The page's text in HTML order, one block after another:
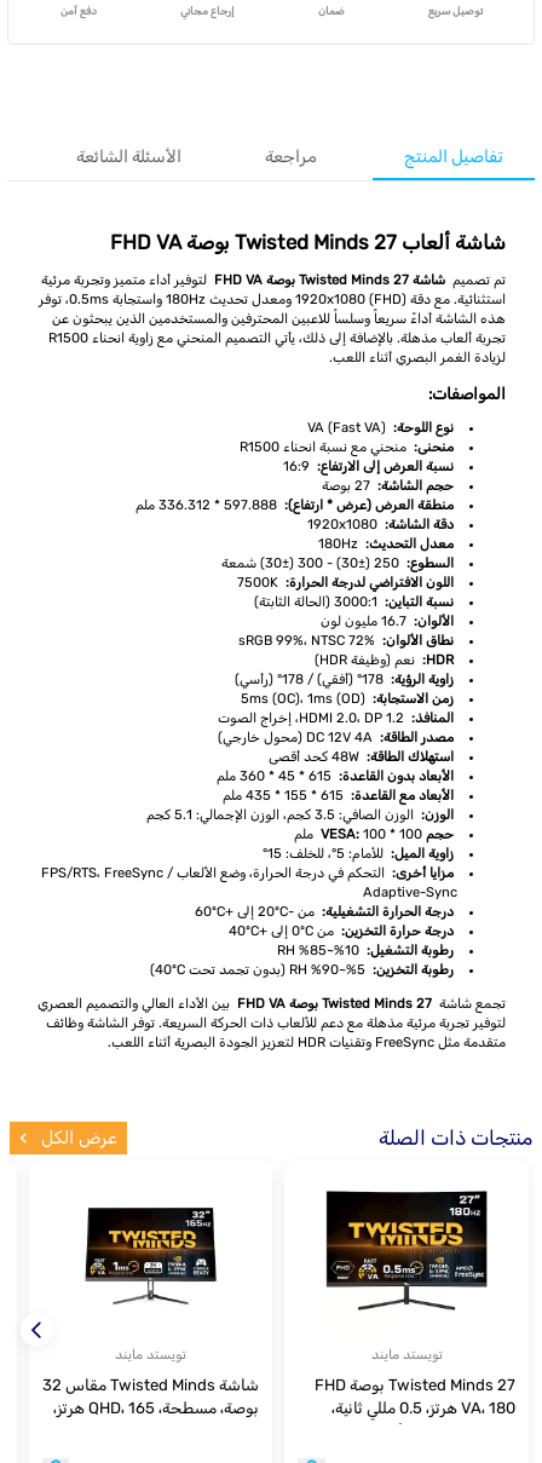
توصيل سريع ضمان إرجاع مجاني دفع آمن
تفاصيل المنتج مراجعة الأسئلة الشائعة
شاشة ألعاب Twisted Minds 27 بوصة FHD VA
تم تصميم شاشة Twisted Minds 27 بوصة FHD VA
لتوفير أداء متميز وتجربة مرئية
استثنائية. مع دقة 1920x1080 (FHD) ومعدل تحديث 180Hz واستجابة 0.5ms، توفر
هذه الشاشة أداءً سريعاً وسلساً للاعبين المحترفين والمستخدمين الذين يبحثون عن
تجربة ألعاب مذهلة. بالإضافة إلى ذلك، يأتي التصميم المنحني مع زاوية انحناء R1500
لزيادة الغمر البصري أثناء اللعب.
المواصفات:
نوع اللوحة: VA (Fast VA)
منحنى: منحني مع نسبة انحناء R1500
نسبة العرض إلى الارتفاع:
حجم الشاشة: 27 بوصة
منطقة العرض (عرض * ارتفاع): 597.888 * 336.312 ملم
دقة الشاشة: 1920x1080
معدل التحديث: 180Hz
السطوع: 250 (±30) - 300 (±30) شمعة
اللون الافتراضي لدرجة الحرارة: 7500K
نسبة التباين:
الألوان: 16.7 مليون لون
نطاق الألوان:
HDR:
نعم (وظيفة HDR)
زاوية الرؤية: 178° (أفقي) / 178° (رأسي)
زمن الاستجابة: 5ms (OC)، 1ms (OD)
المنافذ:
مصدر الطاقة: DC 12V 4A (محول خارجي)
استهلاك الطاقة: 48W كحد أقصى
الأبعاد بدون القاعدة:
الأبعاد مع القاعدة:
الوزن:
الوزن الصافي: 3.5 كجم، الوزن الإجمالي: 5.1 كجم
حجم VESA: 100 * 100 ملم
زاوية الميل: للأمام: 5°، للخلف: 15°
مزايا أخرى:
التحكم في درجة الحرارة، وضع الألعاب FPS/RTS، FreeSync /
Adaptive-Sync
درجة الحرارة التشغيلية: من -20ºC إلى +60ºC
درجة حرارة التخزين: من 0ºC إلى +40ºC
رطوبة التشغيل: 10%~85% RH
رطوبة التخزين:
تجمع شاشة Twisted Minds 27 بوصة FHD VA
بين الأداء العالي والتصميم العصري
لتوفير تجربة مرئية مذهلة مع دعم للألعاب ذات الحركة السريعة. توفر الشاشة وظائف
متقدمة مثل FreeSync وتقنيات HDR لتعزيز الجودة البصرية أثناء اللعب.
منتجات ذات الصلة عرض الكل
تويستد مايند
Twisted Minds 27 بوصة FHD
VA، 180 هرتز، 0.5 مللي ثانية،
HDMI2.0، شاشة ألعاب منحنية
تويستد مايند
شاشة Twisted Minds مقاس 32
بوصة، مسطحة، QHD، 165 هرتز،